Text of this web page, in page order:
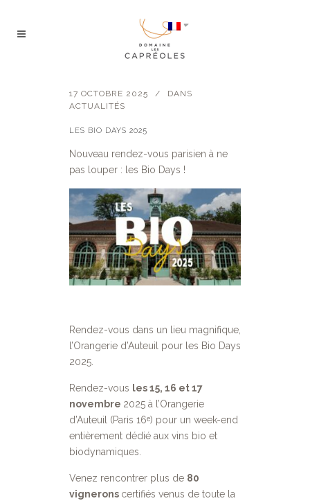
17 OCTOBRE 2025
DANS
ACTUALITÉS
LES BIO DAYS 2025
Nouveau rendez-vous parisien à ne
pas louper : les Bio Days !
Rendez-vous dans un lieu magnifique,
l’Orangerie d’Auteuil pour les Bio Days
2025.
Rendez-vous les 15, 16 et 17
novembre 2025 à l’Orangerie
d’Auteuil (Paris 16ᵉ) pour un week-end
entièrement dédié aux vins bio et
biodynamiques.
Venez rencontrer plus de 80
vignerons certifiés venus de toute la